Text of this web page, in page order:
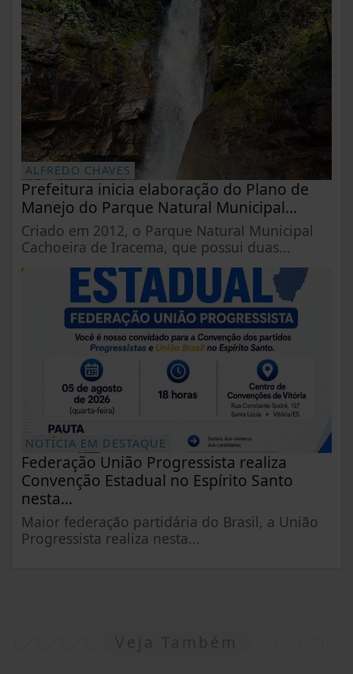
ALFREDO CHAVES
Prefeitura inicia elaboração do Plano de
Manejo do Parque Natural Municipal...
Criado em 2012, o Parque Natural Municipal
Cachoeira de Iracema, que possui duas...
NOTÍCIA EM DESTAQUE
Federação União Progressista realiza
Convenção Estadual no Espírito Santo
nesta...
Maior federação partidária do Brasil, a União
Progressista realiza nesta...